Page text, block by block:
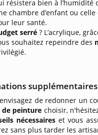
résistera bien à l’humidité
chambre d’enfant ou
leur santé.
serré? L’acrylique,
souhaitez repeindre des
supplémentaires
de redonner un
de peinture choisir,
nécessaireset vous
sans plus tarder les